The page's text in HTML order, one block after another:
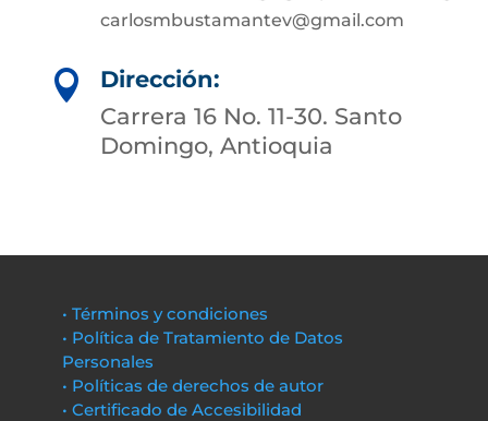
carlosmbustamantev@gmail.com

Dirección:
Carrera 16 No. 11-30. Santo
Domingo, Antioquia
• Términos y condiciones
• Política de Tratamiento de Datos
Personales
• Políticas de derechos de autor
• Certificado de Accesibilidad